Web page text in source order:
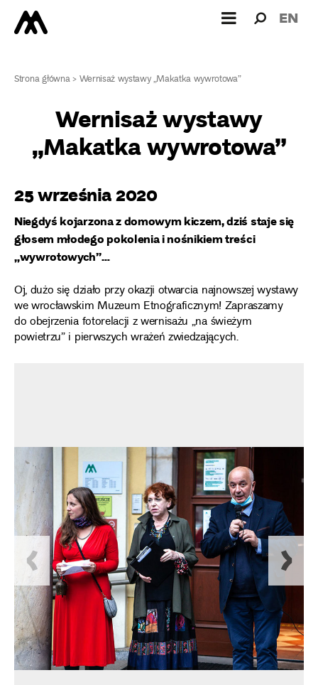
dla: EN
Strona główna>Wernisaż wystawy „Makatka wywrotowa”
Wernisaż wystawy
„Makatka wywrotowa”
25 września 2020
Niegdyś kojarzona z domowym kiczem, dziś staje się
głosem młodego pokolenia i nośnikiem treści
„wywrotowych”…
Oj, dużosię działo przy okazji otwarcia najnowszej wystawy
we wrocławskim Muzeum Etnograficznym! Zapraszamy
do obejrzenia fotorelacji z wernisażu „na świeżym
powietrzu” i pierwszych wrażeń zwiedzających.